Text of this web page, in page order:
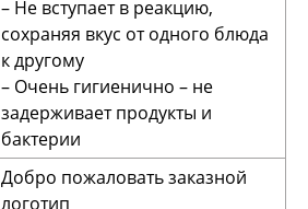
– Не вступает в реакцию,
сохраняя вкус от одного блюда
к другому
– Очень гигиенично – не
задерживает продукты и
бактерии
Добро пожаловать заказной
логотип